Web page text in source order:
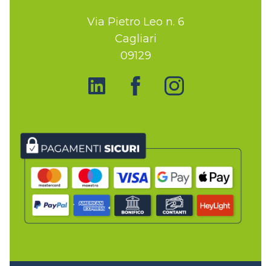
Via Pietro Leo n. 6
Cagliari
09129